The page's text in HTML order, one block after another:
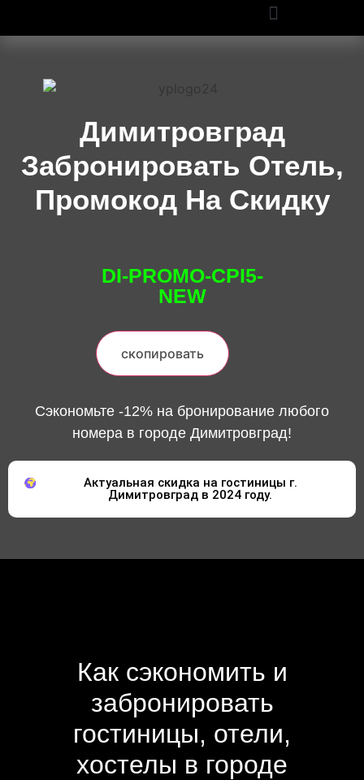
Димитровград
Забронировать Отель,
Промокод На Скидку
DI-PROMO-CPI5-
NEW
скопировать
Сэкономьте -12% на бронирование любого
номера в городе Димитровград!
Актуальная скидка на гостиницы г.
Димитровград в 2024 году.
Как сэкономить и
забронировать
гостиницы, отели,
хостелы в городе